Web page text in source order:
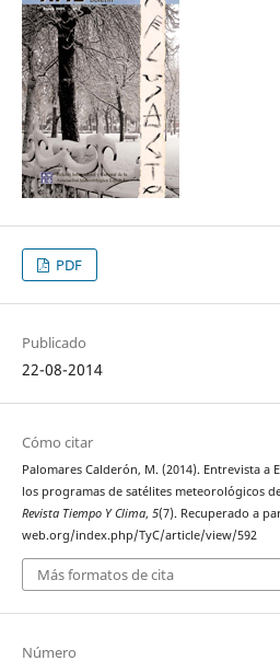
PDF
Publicado
22-08-2014
Cómo citar
Palomares Calderón, M. (2014). Entrevista a
los programas de satélites meteorológicos
Revista Tiempo Y Clima, 5(7). Recuperado a
web.org/index.php/TyC/article/view/592
Más formatos de cita
Número